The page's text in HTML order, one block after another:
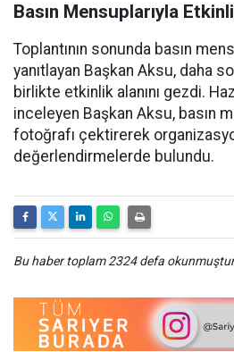
Basın Mensuplarıyla
Toplantının sonunda basın
yanıtlayan Başkan Aksu, daha
birlikte etkinlik alanını gezdi.
inceleyen Başkan Aksu, basın
fotoğrafı çektirerek
değerlendirmelerde bulundu.
Bu haber toplam 2324 defa okunmuştur